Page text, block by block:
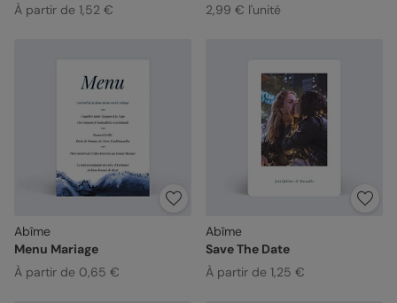
À partir de 1,52 €
2,99 € l'unité
Abîme
Menu Mariage
À partir de 0,65 €
Abîme
Save The Date
À partir de 1,25 €